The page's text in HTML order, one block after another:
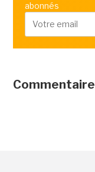
abonnés
Commentaire